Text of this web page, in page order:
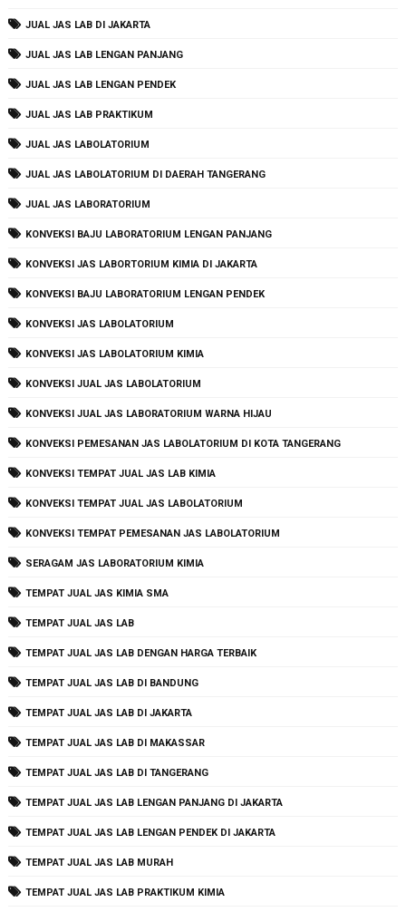
JUAL JAS LAB DI JAKARTA
JUAL JAS LAB LENGAN PANJANG
JUAL JAS LAB LENGAN PENDEK
JUAL JAS LAB PRAKTIKUM
JUAL JAS LABOLATORIUM
JUAL JAS LABOLATORIUM DI DAERAH TANGERANG
JUAL JAS LABORATORIUM
KONVEKSI BAJU LABORATORIUM LENGAN PANJANG
KONVEKSI JAS LABORTORIUM KIMIA DI JAKARTA
KONVEKSI BAJU LABORATORIUM LENGAN PENDEK
KONVEKSI JAS LABOLATORIUM
KONVEKSI JAS LABOLATORIUM KIMIA
KONVEKSI JUAL JAS LABOLATORIUM
KONVEKSI JUAL JAS LABORATORIUM WARNA HIJAU
KONVEKSI PEMESANAN JAS LABOLATORIUM DI KOTA TANGERANG
KONVEKSI TEMPAT JUAL JAS LAB KIMIA
KONVEKSI TEMPAT JUAL JAS LABOLATORIUM
KONVEKSI TEMPAT PEMESANAN JAS LABOLATORIUM
SERAGAM JAS LABORATORIUM KIMIA
TEMPAT JUAL JAS KIMIA SMA
TEMPAT JUAL JAS LAB
TEMPAT JUAL JAS LAB DENGAN HARGA TERBAIK
TEMPAT JUAL JAS LAB DI BANDUNG
TEMPAT JUAL JAS LAB DI JAKARTA
TEMPAT JUAL JAS LAB DI MAKASSAR
TEMPAT JUAL JAS LAB DI TANGERANG
TEMPAT JUAL JAS LAB LENGAN PANJANG DI JAKARTA
TEMPAT JUAL JAS LAB LENGAN PENDEK DI JAKARTA
TEMPAT JUAL JAS LAB MURAH
TEMPAT JUAL JAS LAB PRAKTIKUM KIMIA